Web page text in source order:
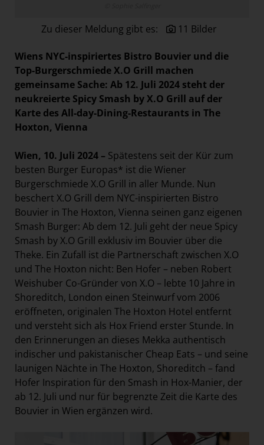
Swiss Life Select
The Companion
The Hoxton
Unibail-Rodamco-Westfield
NMK
MEDIA
KONTAKT
Zu dieser Meldung gibt es: 11 Bilder
Wiens NYC-inspiriertes Bistro Bouvier und die
Top-Burgerschmiede X.O Grill machen
gemeinsame Sache: Ab 12. Juli 2024 steht der
neukreierte Spicy Smash by X.O Grill auf der
Karte des All-day-Dining-Restaurants in The
Hoxton, Vienna
Wien, 10. Juli 2024 – Spätestens seit der Kür zum
besten Burger Europas* ist die Wiener
Burgerschmiede X.O Grill in aller Munde. Nun
beschert X.O Grill dem NYC-inspirierten Bistro
Bouvier in The Hoxton, Vienna seinen ganz eigenen
Smash Burger: Ab dem 12. Juli geht der neue Spicy
Smash by X.O Grill exklusiv im Bouvier über die
Theke. Ein Zufall ist die Partnerschaft zwischen X.O
und The Hoxton nicht: Ben Hofer – neben Robert
Weishuber Co-Gründer von X.O – lebte 10 Jahre in
Shoreditch, London einen Steinwurf vom 2006
eröffneten, originalen The Hoxton Hotel entfernt
und versteht sich als Hox Friend erster Stunde. In
den Erinnerungen an dieses Mekka authentisch
indischer und pakistanischer Cheap Eats – und seine
launigen Nächte in The Hoxton, Shoreditch – fand
Hofer Inspiration für den Smash in Hox-Manier, der
ab 12. Juli und nur für begrenzte Zeit die Karte des
Bouvier in Wien ergänzen wird.